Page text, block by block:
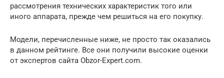
рассмотрения технических характеристик того или
иного аппарата, прежде чем решиться на его покупку.
Модели, перечисленные ниже, не просто так оказались
в данном рейтинге. Все они получили высокие оценки
от экспертов сайта Obzor-Expert.com.